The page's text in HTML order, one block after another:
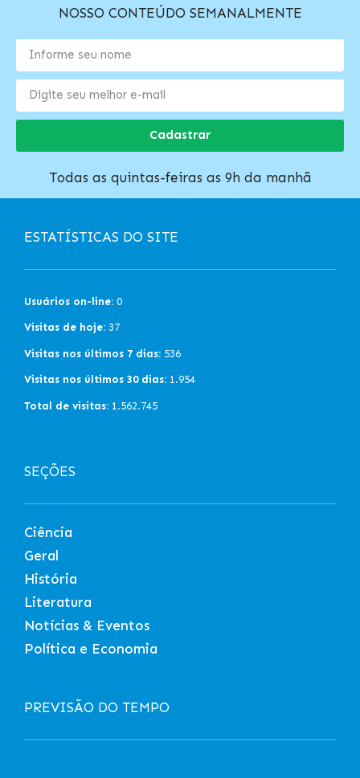
NOSSO CONTEÚDO SEMANALMENTE
Cadastrar
Todas as quintas-feiras as 9h da manhã
ESTATÍSTICAS DO SITE
Usuários on-line: 0
Visitas de hoje: 37
Visitas nos últimos 7 dias: 536
Visitas nos últimos 30 dias: 1.954
Total de visitas: 1.562.745
SEÇÕES
Ciência
Geral
História
Literatura
Notícias & Eventos
Política e Economia
PREVISÃO DO TEMPO